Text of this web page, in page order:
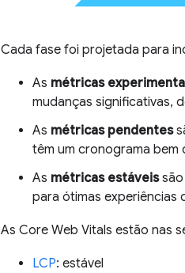
Cada fase foi projetada para
As métricas
mudanças significativas,
As métricas pendentes
têm um cronograma bem
As métricas estáveissão
para ótimas experiências
As Core Web Vitals estão nas
LCP: estável